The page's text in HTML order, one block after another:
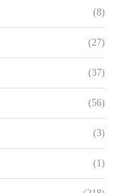
(8)
(27)
(37)
(56)
(3)
(1)